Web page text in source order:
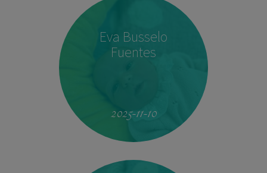
Eva Busselo
Fuentes
2025-11-10